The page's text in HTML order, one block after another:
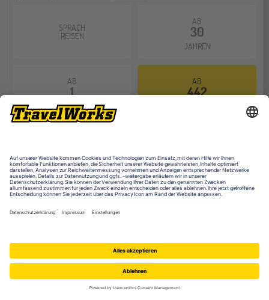
SPRACH
REISEN
AB
30
JAHREN
AB
1
WOCHE
AB
442